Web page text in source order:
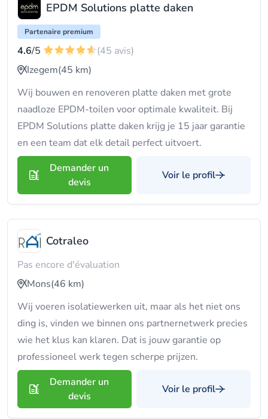
EPDM Solutions platte daken
Partenaire premium
4.6/5
(45 avis)
Izegem(45 km)
Wij bouwen en renoveren platte daken met grote
naadloze EPDM-toilen voor optimale kwaliteit. Bij
EPDM Solutions platte daken krijg je 15 jaar garantie
en een team dat elk detail perfect uitvoert.
Demander un
devis
Voir le profil
Cotraleo
Pas encore d'évaluation
Mons(46 km)
Wij voeren isolatiewerken uit, maar als het niet ons
ding is, vinden we binnen ons partnernetwerk precies
wie het klus kan klaren. Dat is jouw garantie op
professioneel werk tegen scherpe prijzen.
Demander un
devis
Voir le profil